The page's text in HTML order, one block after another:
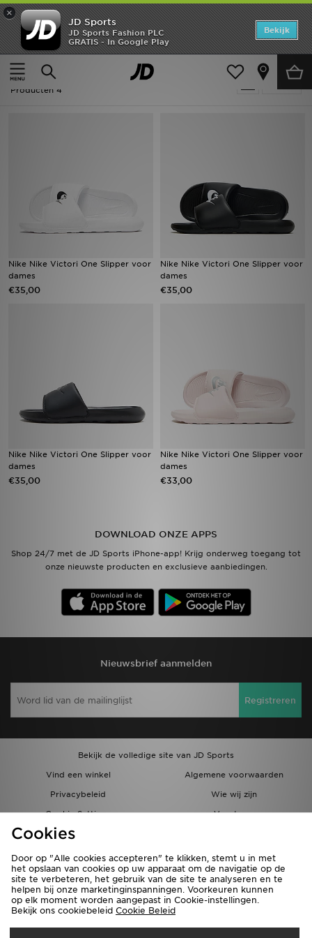
×
JD Sports
JD Sports Fashion PLC
GRATIS - In Google Play
Bekijk
Thuis
Dames
Dames - Nike Victori
Producten 4
Nike Nike Victori One Slipper voor
dames
€35,00
Nike Nike Victori One Slipper voor
dames
€35,00
Nike Nike Victori One Slipper voor
dames
€35,00
Nike Nike Victori One Slipper voor
dames
€33,00
DOWNLOAD ONZE APPS
Shop 24/7 met de JD Sports iPhone-app! Krijg onderweg toegang tot
onze nieuwste producten en exclusieve aanbiedingen.
Nieuwsbrief aanmelden
Registreren
Bekijk de volledige site van JD Sports
Vind een winkel
Algemene voorwaarden
Privacybeleid
Wie wij zijn
Cookie Settings
Vacatures
Bestellingen en Levering
Verzenden Naar
Home
Offers
New In
Sports
Mijn JD
Download de app
Cookies
Door op "Alle cookies accepteren" te klikken, stemt u in met
het opslaan van cookies op uw apparaat om de navigatie op de
site te verbeteren, het gebruik van de site te analyseren en te
helpen bij onze marketinginspanningen. Voorkeuren kunnen
op elk moment worden aangepast in Cookie-instellingen.
Bekijk ons cookiebeleid Cookie Beleid